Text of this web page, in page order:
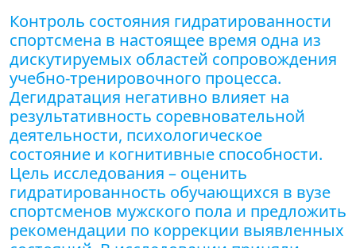
Контроль состояния гидратированности
спортсмена в настоящее время одна из
дискутируемых областей сопровождения
учебно-тренировочного процесса.
Дегидратация негативно влияет на
результативность соревновательной
деятельности, психологическое
состояние и когнитивные способности.
Цель исследования – оценить
гидратированность обучающихся в вузе
спортсменов мужского пола и предложить
рекомендации по коррекции выявленных